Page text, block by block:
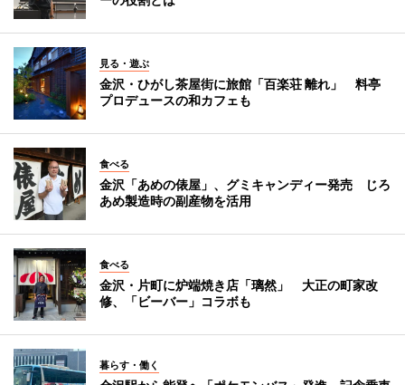
見る・遊ぶ
金沢・ひがし茶屋街に旅館「百楽荘 離れ」 料亭
プロデュースの和カフェも
食べる
金沢「あめの俵屋」、グミキャンディー発売 じろ
あめ製造時の副産物を活用
食べる
金沢・片町に炉端焼き店「璃然」 大正の町家改
修、「ビーバー」コラボも
暮らす・働く